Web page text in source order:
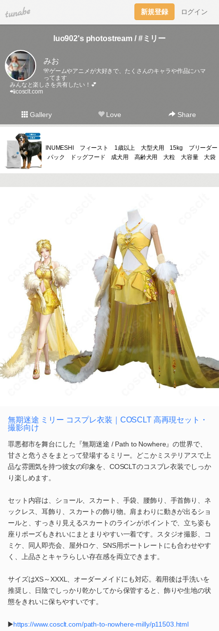
tuna.be 新規登録 ログイン
luo902's photostream / #ミリー
みお
🎌ゲームやアニメが大好きで、たくさんのキャラや作品にハマ
ってます
みんなと楽しさを共有したい！💕
📲cosclt.com
Gallery Love Share
INUMESHI フィースト 1歳以上 大型犬用 15kg ブリーダー
パック ドッグフード 成犬用 高齢犬用 大粒 大容量 大袋
無期迷途 ミリー コスプレ衣装｜COSCLT 高再現セット・
撮影向け
罪悪都市を舞台にした『無期迷途 / Path to Nowhere』の世界で、
甘さと危うさをまとって登場するミリー。どこかミステリアスで上
品な雰囲気を持つ彼女の印象を、COSCLTのコスプレ衣装でしっか
り楽しめます。
セット内容は、ショール、スカート、手袋、腰飾り、手首飾り、ネ
ックレス、耳飾り、スカートの飾り物。肩まわりに動きが出るショ
ールと、すっきり見えるスカートのラインがポイントで、立ち姿も
座りポーズもきれいにまとまりやすい一着です。スタジオ撮影、コ
ミケ、同人即売会、屋外ロケ、SNS用ポートレートにも合わせやす
く、上品さとキャラらしい存在感を両立できます。
サイズはXS～XXXL、オーダーメイドにも対応。着用後は手洗いを
推奨し、日陰でしっかり乾かしてから保管すると、飾りや生地の状
態をきれいに保ちやすいです。
▶️https://www.cosclt.com/path-to-nowhere-milly/p11503.html